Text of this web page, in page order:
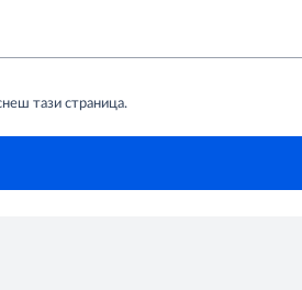
тази страница.